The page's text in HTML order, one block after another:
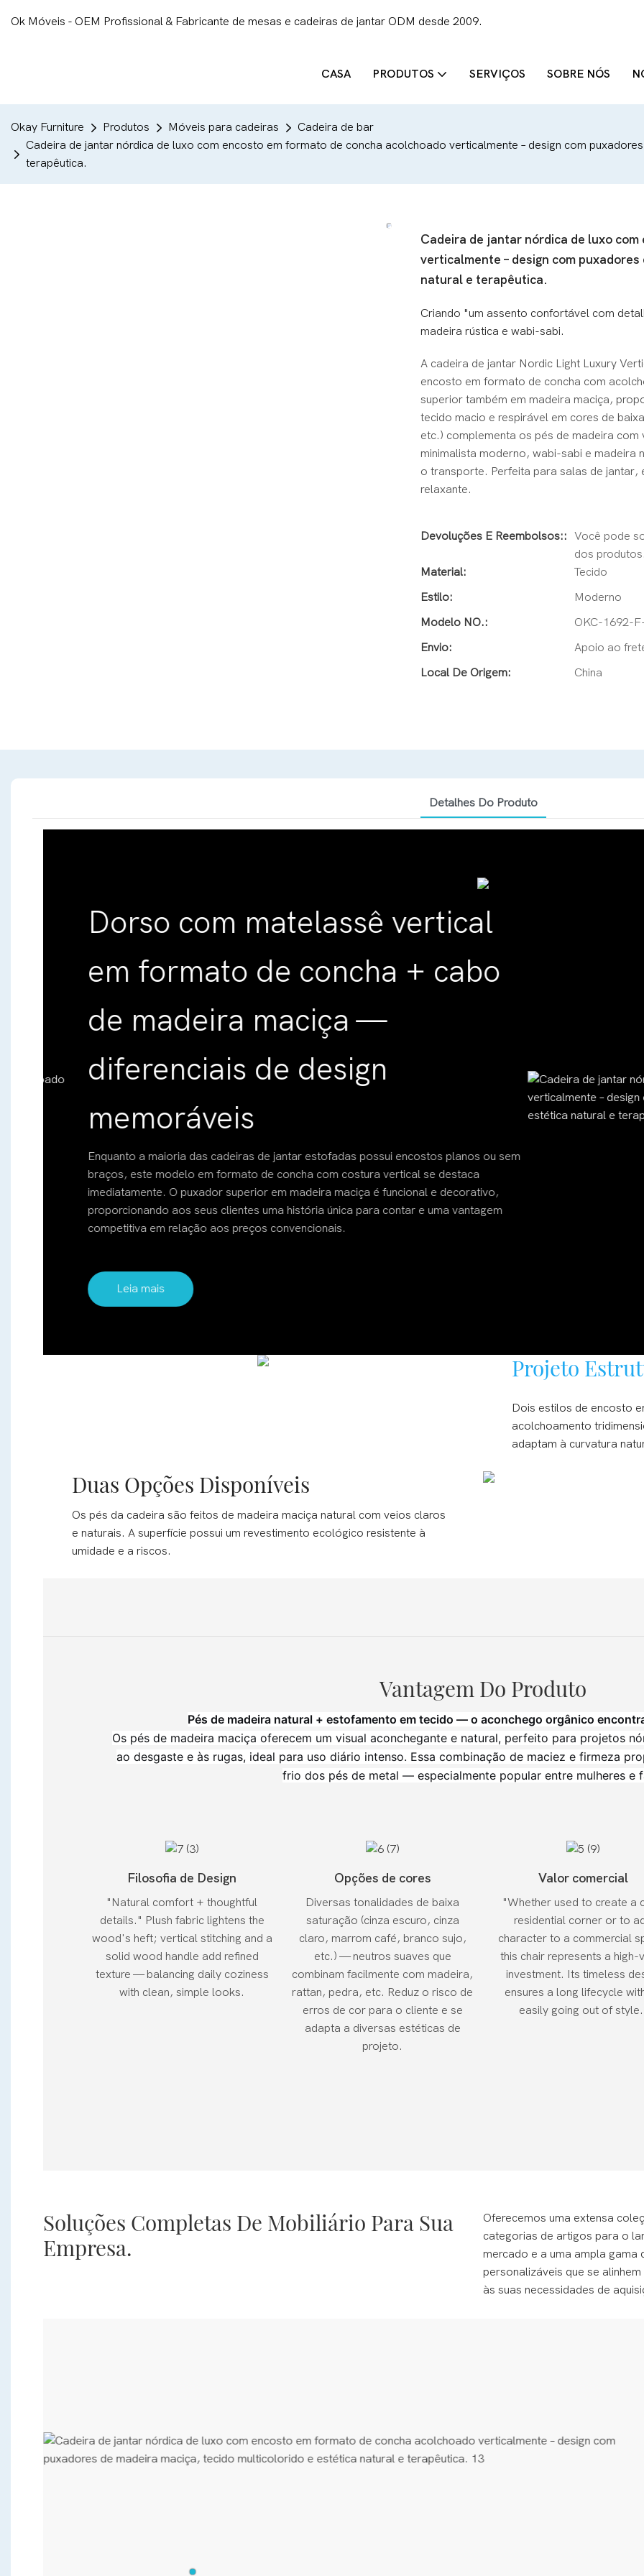
Ok Móveis - OEM Profissional & Fabricante de mesas e cadeiras de jantar ODM desde 2009.
CASA PRODUTOS SERVIÇOS SOBRE NÓS
Okay Furniture Produtos Móveis para cadeiras
Cadeira de bar
Cadeira de jantar nórdica de luxo com encosto em formato de concha acolchoado verticalmente – design com
terapêutica.
Cadeira de jantar nórdica de luxo
verticalmente – design com
natural e terapêutica.
Criando "um assento confortável com
madeira rústica e wabi-sabi.
A cadeira de jantar Nordic Light Luxury
encosto em formato de concha com
superior também em madeira maciça,
tecido macio e respirável em cores de
etc.) complementa os pés de madeira
minimalista moderno, wabi-sabi e madeira
o transporte. Perfeita para salas de jantar,
relaxante.
Devoluções E Reembolsos::
Você pode
dos produtos.
Material:
Tecido
Estilo:
Moderno
Modelo NO.:
OKC-1692-
Envio:
Apoio ao
Local De Origem:
China
Detalhes Do Produto
Dorso com matelassê vertical
em formato de concha + cabo
de madeira maciça —
diferenciais de design
memoráveis
Enquanto a maioria das cadeiras de jantar estofadas possui encostos planos ou sem
braços, este modelo em formato de concha com costura vertical se destaca
imediatamente. O puxador superior em madeira maciça é funcional e decorativo,
proporcionando aos seus clientes uma história única para contar e uma vantagem
competitiva em relação aos preços convencionais.
Leia mais
Projeto
Dois estilos de encosto
acolchoamento
adaptam à curvatura
Duas Opções Disponíveis
Os pés da cadeira são feitos de madeira maciça natural com veios claros
e naturais. A superfície possui um revestimento ecológico resistente à
umidade e a riscos.
Vantagem Do Produto
Pés de madeira natural + estofamento em tecido — o aconchego orgânico
Os pés de madeira maciça oferecem um visual aconchegante e natural, perfeito para projetos
ao desgaste e às rugas, ideal para uso diário intenso. Essa combinação de maciez e firmeza
frio dos pés de metal — especialmente popular entre mulheres e
Filosofia de Design
"Natural comfort + thoughtful
details." Plush fabric lightens the
wood's heft; vertical stitching and a
solid wood handle add refined
texture — balancing daily coziness
with clean, simple looks.
Opções de cores
Diversas tonalidades de baixa
saturação (cinza escuro, cinza
claro, marrom café, branco sujo,
etc.) — neutros suaves que
combinam facilmente com madeira,
rattan, pedra, etc. Reduz o risco de
erros de cor para o cliente e se
adapta a diversas estéticas de
projeto.
Valor comercial
"Whether used to create a
residential corner or to
character to a commercial
this chair represents a high-
investment. Its timeless
ensures a long lifecycle
easily going out of
Soluções Completas De Mobiliário Para Sua
Empresa.
Oferecemos uma extensa
categorias de artigos para o
mercado e a uma ampla gama
personalizáveis ​​que se
às suas necessidades de